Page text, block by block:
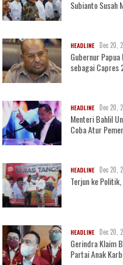
Subianto Susah
HEADLINE Dec 20,
Gubernur
sebagai Capres
HEADLINE Dec 20,
Menteri Bahlil
Coba Atur
HEADLINE Dec 20,
Terjun ke
HEADLINE Dec 20,
Gerindra Klaim
Partai Anak